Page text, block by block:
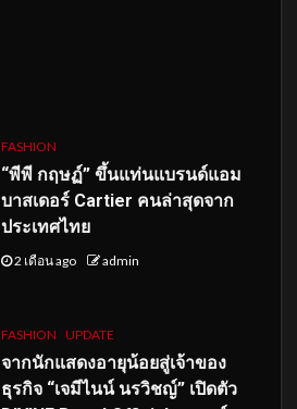
FASHION
“พีพี กฤษฏ์” ขึ้นแท่นแบรนด์แอม
บาสเดอร์ Cartier คนล่าสุดจาก
ประเทศไทย
2 เดือน ago admin
FASHION UPDATE
จากนักแสดงอายุน้อยสู่เจ้าของ
ธุรกิจ “เจมีไนน์ นรวิชญ์” เปิดตัว